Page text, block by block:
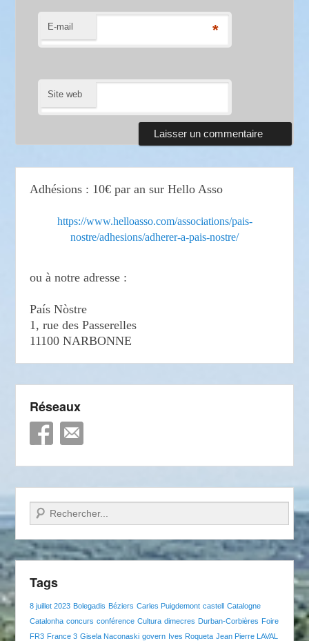
E-mail *
Site web
Adhésions : 10€ par an sur Hello Asso
https://www.helloasso.com/associations/pais-
nostre/adhesions/adherer-a-pais-nostre/
ou à notre adresse :
País Nòstre
1, rue des Passerelles
11100 NARBONNE
Réseaux
Recherche
Tags
8 juillet 2023 Bolegadis Béziers Carles Puigdemont castell Catalogne
Catalonha concurs conférence Cultura dimecres Durban-Corbières Foire
FR3 France 3 Gisela Naconaski govern Ives Roqueta Jean Pierre LAVAL